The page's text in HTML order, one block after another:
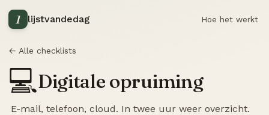
1 lijstvandedag Hoe het werkt
← Alle checklists
💻Digitale opruiming
E-mail, telefoon, cloud. In twee uur weer overzicht.